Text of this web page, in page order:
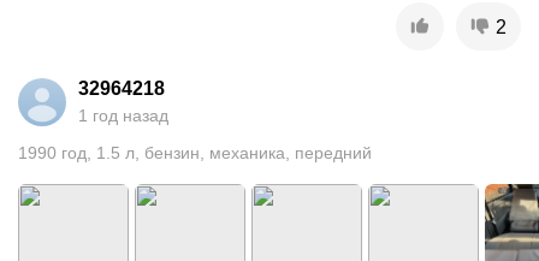
2
32964218
1 год назад
1990 год 1.5 л бензин механика передний